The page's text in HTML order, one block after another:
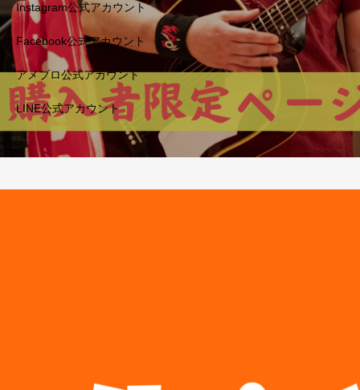
Instagram公式アカウント
Facebook公式アカウント
アメブロ公式アカウント
LINE公式アカウント